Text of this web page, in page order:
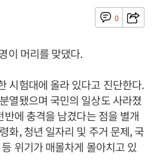
0
이 머리를 맞댔다.
시험대에 올라 있다고 진단한다.
열됐으며 국민의 일상도 사라졌
에 충격을 남겼다는 점을 별개
화, 청년 일자리 및 주거 문제, 국
위기가 매몰차게 몰아치고 있